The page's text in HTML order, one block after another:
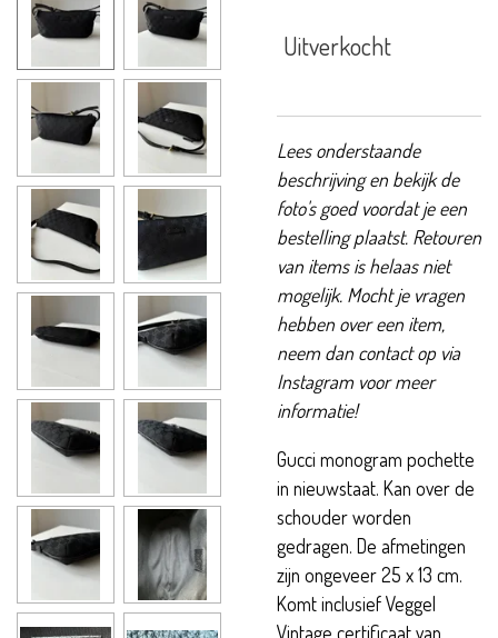
Uitverkocht
Lees onderstaande
beschrijving en bekijk de
foto's goed voordat je een
bestelling plaatst. Retouren
van items is helaas niet
mogelijk. Mocht je vragen
hebben over een item,
neem dan contact op via
Instagram voor meer
informatie!
Gucci monogram pochette
in nieuwstaat. Kan over de
schouder worden
gedragen. De afmetingen
zijn ongeveer 25 x 13 cm.
Komt inclusief Veggel
Vintage certificaat van